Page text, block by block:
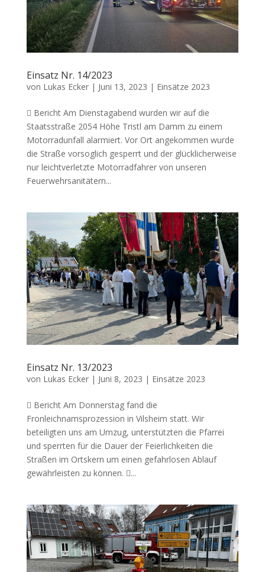
Einsatz Nr. 14/2023
von Lukas Ecker| Juni 13, 2023 | Einsätze 2023
 Bericht Am Dienstagabend wurden wir auf die
Staatsstraße 2054 Höhe Tristl am Damm zu einem
Motorradunfall alarmiert. Vor Ort angekommen wurde
die Straße vorsoglich gesperrt und der glücklicherweise
nur leichtverletzte Motorradfahrer von unseren
Feuerwehrsanitätern...
Einsatz Nr. 13/2023
von Lukas Ecker| Juni 8, 2023 | Einsätze 2023
 Bericht Am Donnerstag fand die
Fronleichnamsprozession in Vilsheim statt. Wir
beteiligten uns am Umzug, unterstützten die Pfarrei
und sperrten für die Dauer der Feierlichkeiten die
Straßen im Ortskern um einen gefahrlosen Ablauf
gewährleisten zu können. ...